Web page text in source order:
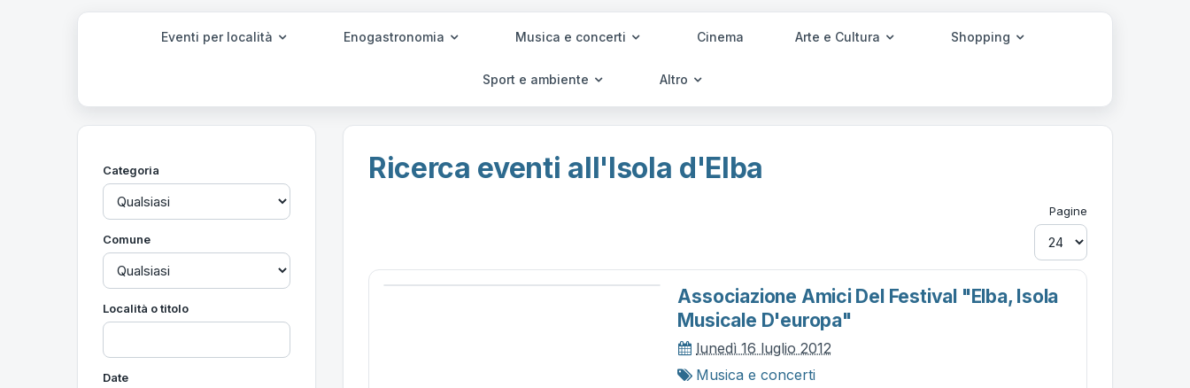
Eventi per località Enogastronomia Musica e concerti Cinema Arte e Cultura Shopping
Sport e ambiente Altro
Categoria
Comune
Località o titolo
Date
Ricerca eventi all'Isola d'Elba
Pagine
Associazione Amici Del Festival "elba, Isola
Musicale D'europa"
lunedì 16 luglio 2012
Musica e concerti